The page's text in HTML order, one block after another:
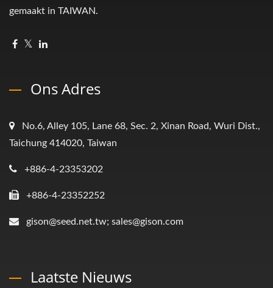
gemaakt in TAIWAN.
Ons Adres
No.6, Alley 105, Lane 68, Sec. 2, Xinan Road, Wuri Dist.,
Taichung 414020, Taiwan
+886-4-23353202
+886-4-23352252
gison@seed.net.tw; sales@gison.com
Laatste Nieuws